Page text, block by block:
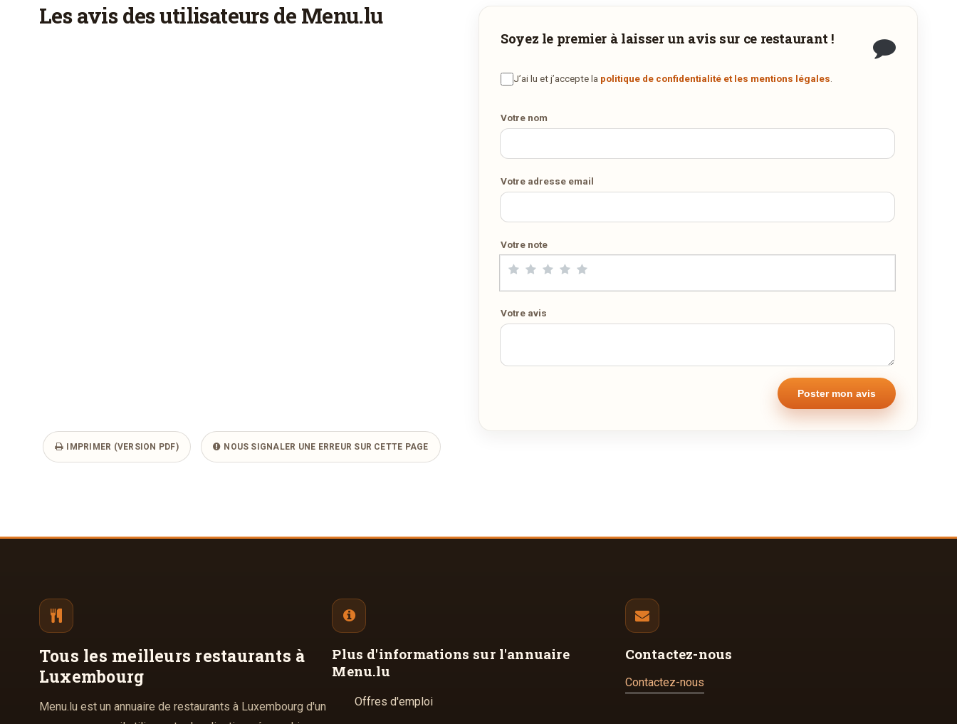
flyer-page_couverture_arriere.jpg JPG
fenêtre.
Réserver une table
Vous aimeriez être livré ?
voudriez déguster ses plats à la maison ? Ce restaurant ne propose
pour commander et être livré chez vous !
DÉCOUVRIR LA LIVRAISON SUR WEDELY.COM
DES MILLIERS DE PLATS LIVRÉS AU LUXEMBOURG
Les avis des utilisateurs de Menu.lu
Soyez le premier à laisser un avis sur ce restaurant !
J’ai lu et j’accepte la politique de confidentialité et les mentions légales
Votre nom
Votre adresse email
Votre note
Votre avis
IMPRIMER (VERSION PDF) NOUS SIGNALER UNE ERREUR SUR CETTE PAGE
Tous les meilleurs restaurants à
Luxembourg
Menu.lu est un annuaire de restaurants à Luxembourg d'un
Plus d'informations sur l'annuaire
Menu.lu
Offres d'emploi
Contactez-nous
Contactez-nous